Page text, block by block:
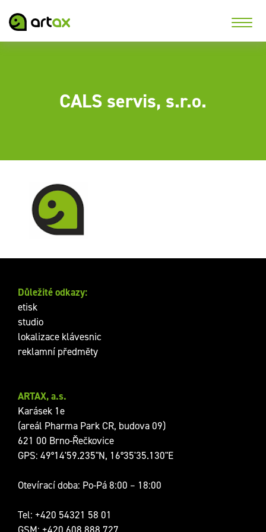
CALS servis, s.r.o.
Potisk USB na našem
novém digitálním UV
stroji Mimaki
ARTAX, a.s.
Karásek 1e
(areál Pharma Park CR, budova 09)
621 00 Brno-Řečkovice
GPS: 49°14'59.235"N, 16°35'35.130"E
Otevírací doba: Po-Pá 8:00 – 18:00
Tel: +420 54321 58 01
GSM: +420 608 888 727
Důležité odkazy:
etisk
studio
lokalizace klávesnic
reklamní předměty